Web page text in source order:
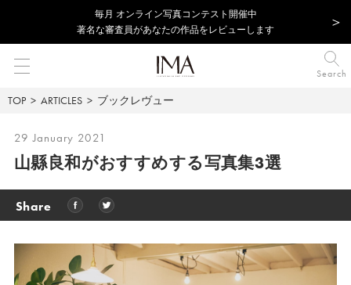
毎⽉ オンライン写真コンテスト開催中
著名な審査員があなたの作品をレビューします
Search
TOP ARTICLES ブックレヴュー
29 January 2021
山縣良和がおすすめする写真集3選
Share